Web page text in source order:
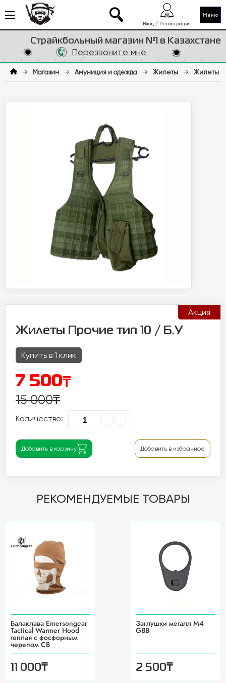
Меню
Страйкбольный магазин №1 в Казахстане
Вход / Регистрация
Перезвоните мне
→ Магазин → Амуниция и одежда → Жилеты → Жилеты
Жилеты Прочие тип 10 / Б.У
Купить в 1 клик
Акция
7 500₸
15 000₸
Количество:
Добавить в корзину Добавить в избранное
РЕКОМЕНДУЕМЫЕ ТОВАРЫ
Балаклава Emersongear
Tactical Warmer Hood
теплая с фосфорным
черепом CB
11 000₸
Заглушки металл М4
GBB
2 500₸